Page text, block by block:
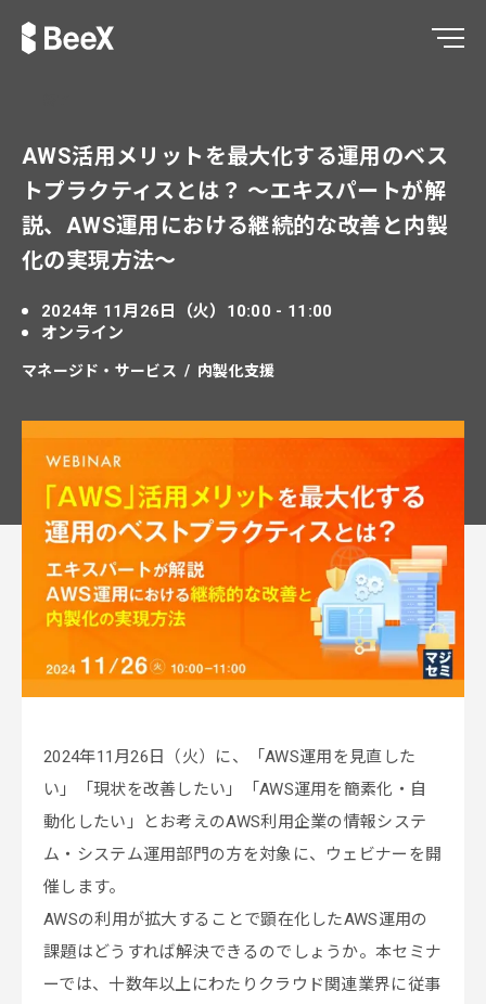
AWS活用メリットを最大化する運用のベス
トプラクティスとは？ ～エキスパートが解
説、AWS運用における継続的な改善と内製
化の実現方法～
2024年 11月26日（火）10:00 - 11:00
オンライン
マネージド・サービス 内製化支援
2024年11月26日（火）に、「AWS運用を見直した
い」「現状を改善したい」「AWS運用を簡素化・自
動化したい」とお考えのAWS利用企業の情報システ
ム・システム運用部門の方を対象に、ウェビナーを開
催します。
AWSの利用が拡大することで顕在化したAWS運用の
課題はどうすれば解決できるのでしょうか。本セミナ
ーでは、十数年以上にわたりクラウド関連業界に従事